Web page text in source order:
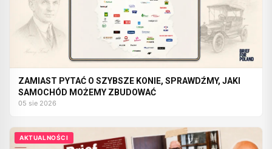
ZAMIAST PYTAĆ O SZYBSZE KONIE, SPRAWDŹMY, JAKI
SAMOCHÓD MOŻEMY ZBUDOWAĆ
05 sie 2026
AKTUALNOŚCI